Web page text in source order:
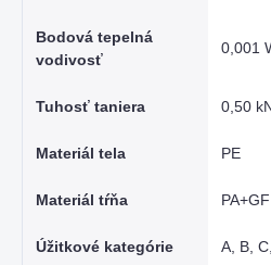
Bodová tepelná
vodivosť
0,001
Tuhosť taniera 0,50
Materiál tela PE
Materiál tŕňa PA+GF
Úžitkové kategórie A, B,